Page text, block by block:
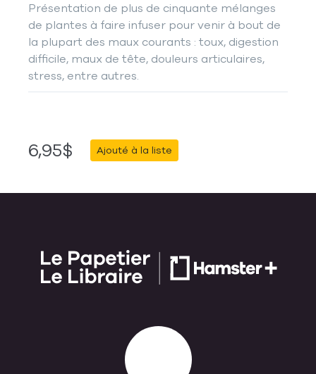
Présentation de plus de cinquante mélanges
de plantes à faire infuser pour venir à bout de
la plupart des maux courants : toux, digestion
difficile, maux de tête, douleurs articulaires,
stress, entre autres.
6,95$ Ajouté à la liste